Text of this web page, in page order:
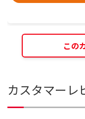
この
カスタマーレ